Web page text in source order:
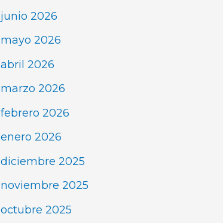
junio 2026
mayo 2026
abril 2026
marzo 2026
febrero 2026
enero 2026
diciembre 2025
noviembre 2025
octubre 2025